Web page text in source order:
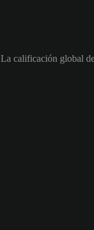
calificación global